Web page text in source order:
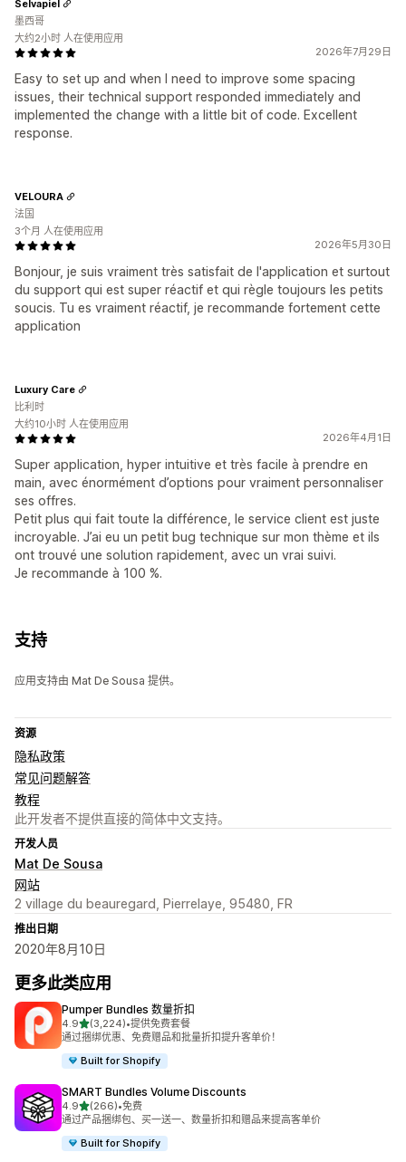
2026年7月29日
Easy to set up and when I need to improve some spacing
issues, their technical support responded immediately and
implemented the change with a little bit of code. Excellent
response.
Selvapiel
墨西哥
大约2小时 人在使用应用
2026年5月30日
Bonjour, je suis vraiment très satisfait de l'application et surtout
du support qui est super réactif et qui règle toujours les petits
soucis. Tu es vraiment réactif, je recommande fortement cette
application
VELOURA
法国
3个月 人在使用应用
2026年4月1日
Super application, hyper intuitive et très facile à prendre en
main, avec énormément d’options pour vraiment personnaliser
ses offres.
Petit plus qui fait toute la différence, le service client est juste
incroyable. J’ai eu un petit bug technique sur mon thème et ils
ont trouvé une solution rapidement, avec un vrai suivi.
Je recommande à 100 %.
Luxury Care
比利时
大约10小时 人在使用应用
支持
应用支持由 Mat De Sousa 提供。
资源
隐私政策
常见问题解答
教程
此开发者不提供直接的简体中文支持。
开发人员
Mat De Sousa
网站
2 village du beauregard, Pierrelaye, 95480, FR
推出日期
2020年8月10日
更多此类应用
Pumper Bundles 数量折扣
4.9星（满分 5 星）
(3,224)
总共 3224 条评论
•提供免费套餐
通过捆绑优惠、免费赠品和批量折扣提升客单价！
Built for Shopify
SMART Bundles Volume Discounts
4.9星（满分 5 星）
(266)
总共 266 条评论
•免费
通过产品捆绑包、买一送一、数量折扣和赠品来提高客单价
Built for Shopify